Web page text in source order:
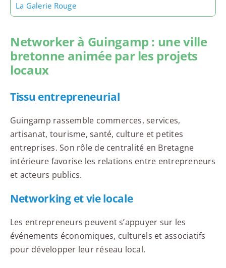
La Galerie Rouge
Networker à Guingamp : une ville
bretonne animée par les projets
locaux
Tissu entrepreneurial
Guingamp rassemble commerces, services,
artisanat, tourisme, santé, culture et petites
entreprises. Son rôle de centralité en Bretagne
intérieure favorise les relations entre entrepreneurs
et acteurs publics.
Networking et vie locale
Les entrepreneurs peuvent s’appuyer sur les
événements économiques, culturels et associatifs
pour développer leur réseau local.